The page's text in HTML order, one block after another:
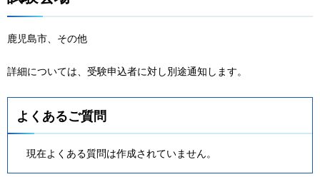
鹿児島市、その他
詳細については、受験申込者に対し別途通知します。
よくあるご質問
現在よくある質問は作成されていません。